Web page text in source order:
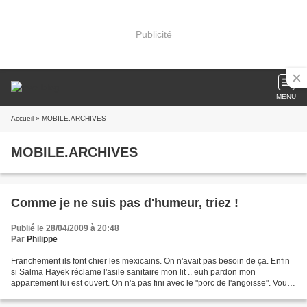
Publicité
MENU
Accueil » MOBILE.ARCHIVES
MOBILE.ARCHIVES
Comme je ne suis pas d'humeur, triez !
Publié le 28/04/2009 à 20:48
Par Philippe
Franchement ils font chier les mexicains. On n'avait pas besoin de ça. Enfin
si Salma Hayek réclame l'asile sanitaire mon lit .. euh pardon mon
appartement lui est ouvert. On n'a pas fini avec le "porc de l'angoisse". Vous